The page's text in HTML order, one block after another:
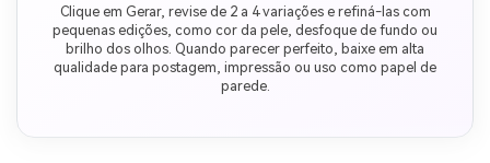
Clique em Gerar, revise de 2 a 4 variações e refiná-las com
pequenas edições, como cor da pele, desfoque de fundo ou
brilho dos olhos. Quando parecer perfeito, baixe em alta
qualidade para postagem, impressão ou uso como papel de
parede.